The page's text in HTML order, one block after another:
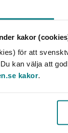
kakor
för att
kan välja att
kakor.